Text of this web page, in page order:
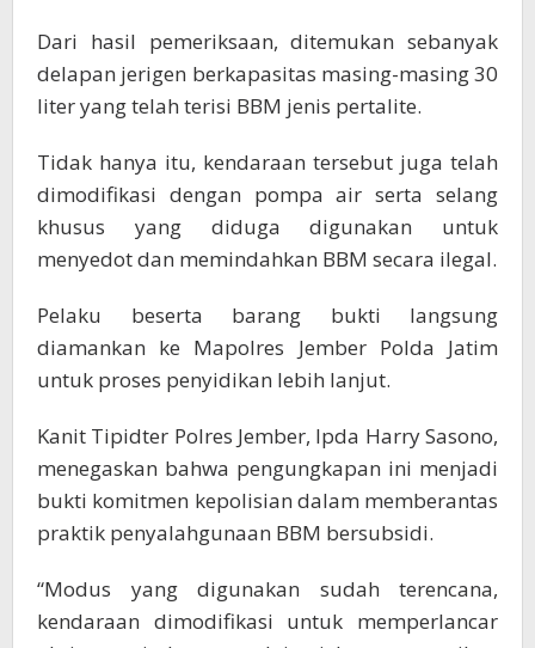
Dari hasil pemeriksaan, ditemukan sebanyak
delapan jerigen berkapasitas masing-masing 30
liter yang telah terisi BBM jenis pertalite.
Tidak hanya itu, kendaraan tersebut juga telah
dimodifikasi dengan pompa air serta selang
khusus yang diduga digunakan untuk
menyedot dan memindahkan BBM secara ilegal.
Pelaku beserta barang bukti langsung
diamankan ke Mapolres Jember Polda Jatim
untuk proses penyidikan lebih lanjut.
Kanit Tipidter Polres Jember, Ipda Harry Sasono,
menegaskan bahwa pengungkapan ini menjadi
bukti komitmen kepolisian dalam memberantas
praktik penyalahgunaan BBM bersubsidi.
“Modus yang digunakan sudah terencana,
kendaraan dimodifikasi untuk memperlancar